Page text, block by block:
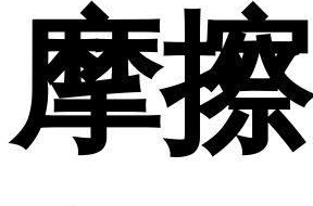
摩